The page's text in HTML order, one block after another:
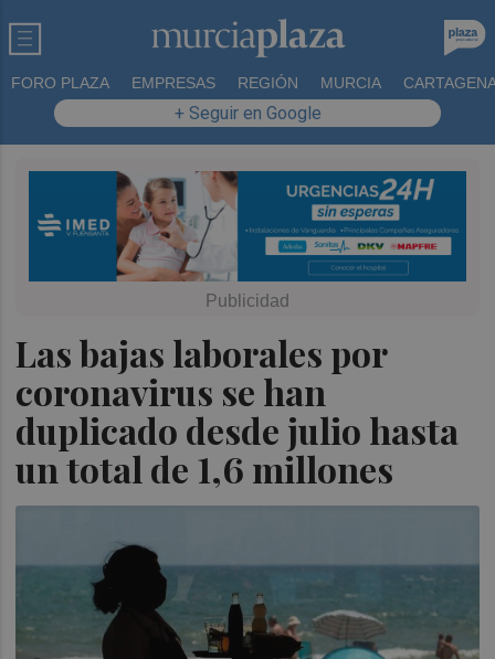
FORO PLAZA EMPRESAS REGIÓN MURCIA
+ Seguir en Google
Las bajas laborales por
coronavirus se han
duplicado desde julio hasta
un total de 1,6 millones